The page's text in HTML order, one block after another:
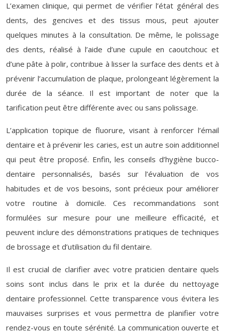
L’examen clinique, qui permet de vérifier l’état général des
dents, des gencives et des tissus mous, peut ajouter
quelques minutes à la consultation. De même, le polissage
des dents, réalisé à l’aide d’une cupule en caoutchouc et
d’une pâte à polir, contribue à lisser la surface des dents et à
prévenir l’accumulation de plaque, prolongeant légèrement la
durée de la séance. Il est important de noter que la
tarification peut être différente avec ou sans polissage.
L’application topique de fluorure, visant à renforcer l’émail
dentaire et à prévenir les caries, est un autre soin additionnel
qui peut être proposé. Enfin, les conseils d’hygiène bucco-
dentaire personnalisés, basés sur l’évaluation de vos
habitudes et de vos besoins, sont précieux pour améliorer
votre routine à domicile. Ces recommandations sont
formulées sur mesure pour une meilleure efficacité, et
peuvent inclure des démonstrations pratiques de techniques
de brossage et d’utilisation du fil dentaire.
Il est crucial de clarifier avec votre praticien dentaire quels
soins sont inclus dans le prix et la durée du nettoyage
dentaire professionnel. Cette transparence vous évitera les
mauvaises surprises et vous permettra de planifier votre
rendez-vous en toute sérénité. La communication ouverte et